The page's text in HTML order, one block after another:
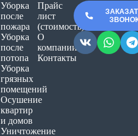
Уборка
после
пожара
Уборка
после
потопа
Уборка
грязных
помещений
Осушение
квартир
и домов
Уничтожение
Прайс
лист
(стоимость)
О
компании
Контакты